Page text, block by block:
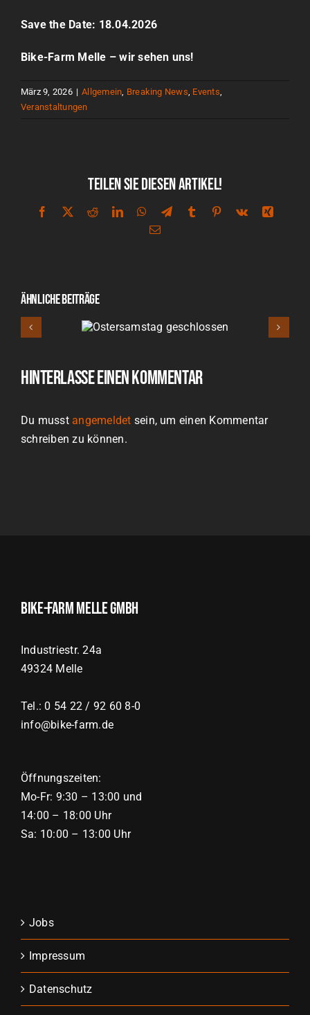
Save the Date: 18.04.2026
Bike-Farm Melle – wir sehen uns!
März 9, 2026 | Allgemein Breaking News Events
Veranstaltungen
Teilen Sie diesen Artikel!
Facebook
X RedditLinkedInWhatsApp
TelegramTumblr Pinterest
Vk
Xing
E-
Ähnliche Beiträge
Hinterlasse einen Kommentar
Du musst angemeldet sein, um einen Kommentar
schreiben zu können.
Bike-Farm Melle GmbH
Industriestr. 24a
49324 Melle
Tel.: 0 54 22 / 92 60 8-0
info@bike-farm.de
Öffnungszeiten:
Mo-Fr: 9:30 – 13:00 und
14:00 – 18:00 Uhr
Sa: 10:00 – 13:00 Uhr
Jobs
Impressum
Datenschutz